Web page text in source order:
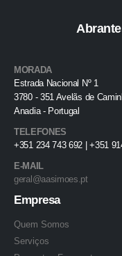
MORADA
Estrada Nacional Nº 1
3780 - 351 Avelãs de
Anadia - Portugal
TELEFONES
+351 234 743 692 | +351
E-MAIL
geral@aasimoes.pt
Empresa
Quem Somos
Serviços